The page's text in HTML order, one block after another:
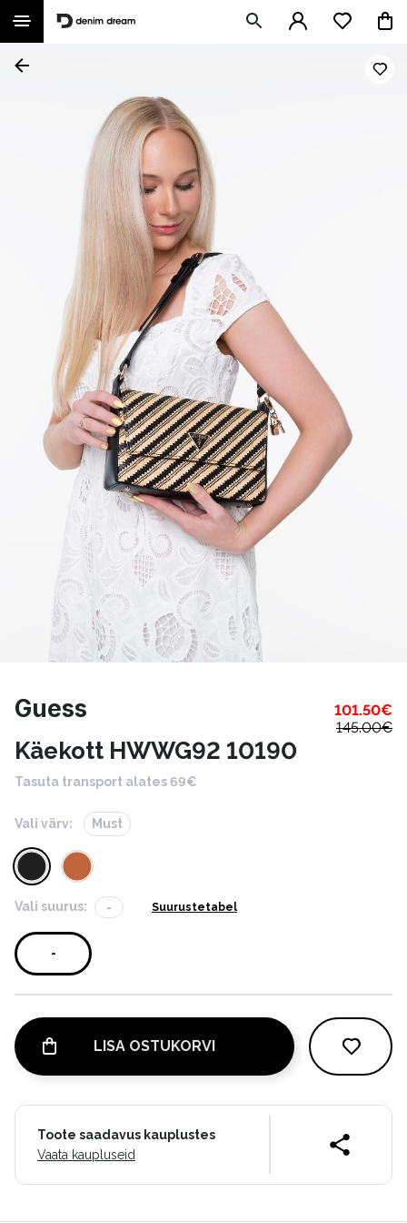
Guess 101.50€
145.00€
Käekott HWWG92 10190
Tasuta transport alates 69€
Vali värv: Must
Vali suurus: - Suurustetabel
-
LISA OSTUKORVI
Toote saadavus kauplustes
Vaata kaupluseid